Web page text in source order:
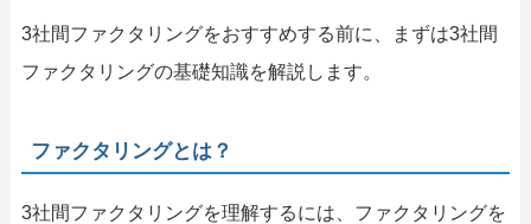
3社間ファクタリングをおすすめする前に、まずは3社間
ファクタリングの基礎知識を解説します。
ファクタリングとは？
3社間ファクタリングを理解するには、ファクタリングを